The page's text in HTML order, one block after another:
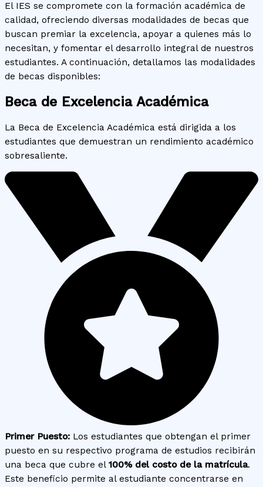
El IES se compromete con la formación académica de
calidad, ofreciendo diversas modalidades de becas que
buscan premiar la excelencia, apoyar a quienes más lo
necesitan, y fomentar el desarrollo integral de nuestros
estudiantes. A continuación, detallamos las modalidades
de becas disponibles:
Beca de Excelencia Académica
La Beca de Excelencia Académica está dirigida a los
estudiantes que demuestran un rendimiento académico
sobresaliente.
Primer Puesto: Los estudiantes que obtengan el primer
puesto en su respectivo programa de estudios recibirán
una beca que cubre el 100% del costo de la matrícula.
Este beneficio permite al estudiante concentrarse en